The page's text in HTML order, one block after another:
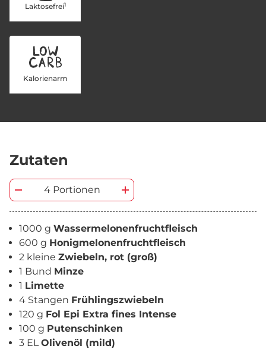
Laktosefrei1
Kalorienarm
Zutaten
4 Portionen
1000 g Wassermelonenfruchtfleisch
600 g Honigmelonenfruchtfleisch
2 kleine Zwiebeln, rot (groß)
1 Bund Minze
1 Limette
4 Stangen Frühlingszwiebeln
120 g Fol Epi Extra fines Intense
100 g Putenschinken
3 ELOlivenöl (mild)